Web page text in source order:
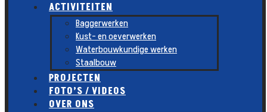
ACTIVITEITEN
Baggerwerken
Kust- en oeverwerken
Waterbouwkundige werken
Staalbouw
PROJECTEN
FOTO’S / VIDEOS
OVER ONS